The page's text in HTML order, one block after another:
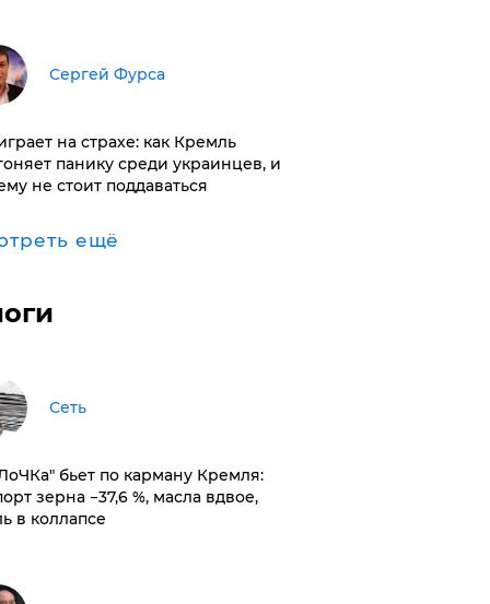
Сергей Фурса
на страхе: как Кремль
панику среди украинцев, и
не стоит поддаваться
ещё
Сеть
бьет по карману Кремля:
зерна −37,6 %, масла вдвое,
в коллапсе